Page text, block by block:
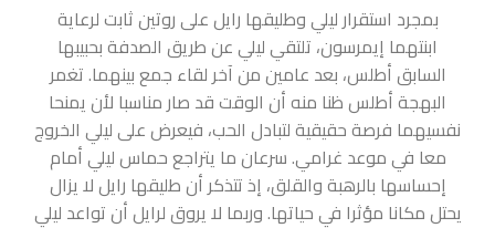
بمجرد استقرار ليلي وطليقها رايل على روتين ثابت لرعاية
ابنتهما إيمرسون، تلتقي ليلي عن طريق الصدفة بحبيبها
السابق أطلس، بعد عامين من آخر لقاء جمع بينهما. تغمر
البهجة أطلس ظنا منه أن الوقت قد صار مناسبا لأن يمنحا
نفسيهما فرصة حقيقية لتبادل الحب، فيعرض على ليلي الخروج
معا في موعد غرامي. سرعان ما يتراجع حماس ليلي أمام
إحساسها بالرهبة والقلق، إذ تتذكر أن طليقها رايل لا يزال
يحتل مكانا مؤثرا في حياتها. وربما لا يروق لرايل أن تواعد ليلي